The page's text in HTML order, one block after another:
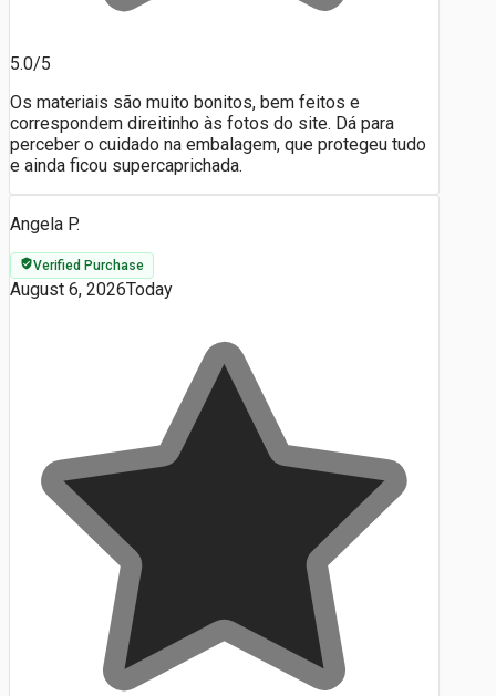
5.0/5
Os materiais são muito bonitos, bem feitos e
correspondem direitinho às fotos do site. Dá para
perceber o cuidado na embalagem, que protegeu tudo
e ainda ficou supercaprichada.
Angela P.
Verified Purchase
August 6, 2026Today